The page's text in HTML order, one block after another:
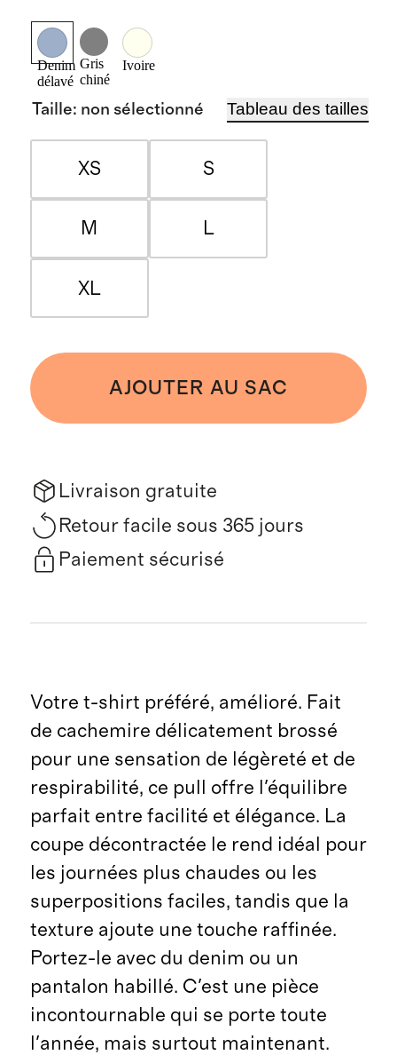
Denim
délavé
Gris
chiné
Ivoire
Taille: non sélectionné Tableau des tailles
XS S
M L
XL
AJOUTER AU SAC
Livraison gratuite
Retour facile sous 365 jours
Paiement sécurisé
Votre t-shirt préféré, amélioré. Fait
de cachemire délicatement brossé
pour une sensation de légèreté et de
respirabilité, ce pull offre l'équilibre
parfait entre facilité et élégance. La
coupe décontractée le rend idéal pour
les journées plus chaudes ou les
superpositions faciles, tandis que la
texture ajoute une touche raffinée.
Portez-le avec du denim ou un
pantalon habillé. C'est une pièce
incontournable qui se porte toute
l'année, mais surtout maintenant.